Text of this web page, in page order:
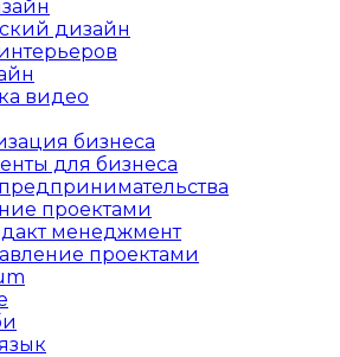
дизайн
видео
бизнеса
для бизнеса
проектами
менеджмент
проектами